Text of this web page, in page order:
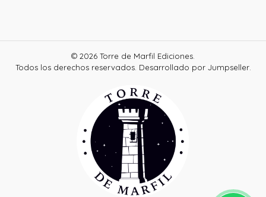
© 2026 Torre de Marfil Ediciones.
Todos los derechos reservados. Desarrollado por Jumpseller.